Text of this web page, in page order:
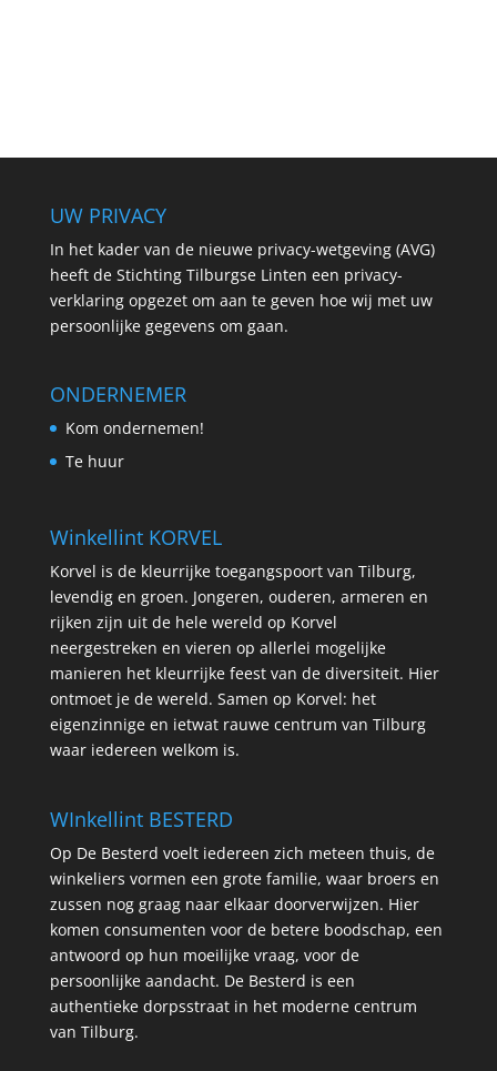
UW PRIVACY
In het kader van de nieuwe privacy-wetgeving (AVG)
heeft de Stichting Tilburgse Linten een privacy-
verklaring opgezet om aan te geven hoe wij met uw
persoonlijke gegevens om gaan.
ONDERNEMER
Kom ondernemen!
Te huur
Winkellint KORVEL
Korvel is de kleurrijke toegangspoort van Tilburg,
levendig en groen. Jongeren, ouderen, armeren en
rijken zijn uit de hele wereld op Korvel
neergestreken en vieren op allerlei mogelijke
manieren het kleurrijke feest van de diversiteit. Hier
ontmoet je de wereld. Samen op Korvel: het
eigenzinnige en ietwat rauwe centrum van Tilburg
waar iedereen welkom is.
WInkellint BESTERD
Op De Besterd voelt iedereen zich meteen thuis, de
winkeliers vormen een grote familie, waar broers en
zussen nog graag naar elkaar doorverwijzen. Hier
komen consumenten voor de betere boodschap, een
antwoord op hun moeilijke vraag, voor de
persoonlijke aandacht. De Besterd is een
authentieke dorpsstraat in het moderne centrum
van Tilburg.